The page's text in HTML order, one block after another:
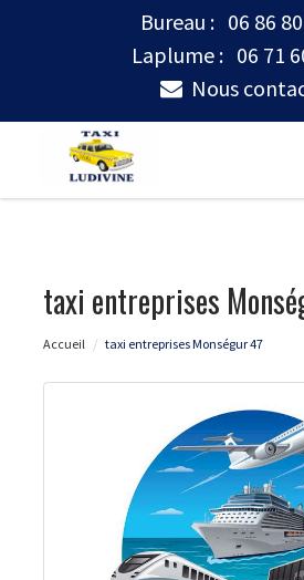
Bureau : 06 86
Laplume : 06 71
Nous
taxi entreprises
Accueil taxi entreprises Monségur 47